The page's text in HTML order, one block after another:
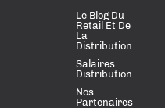
Le Blog Du
Retail Et De
La
Distribution
Salaires
Distribution
Nos
Partenaires